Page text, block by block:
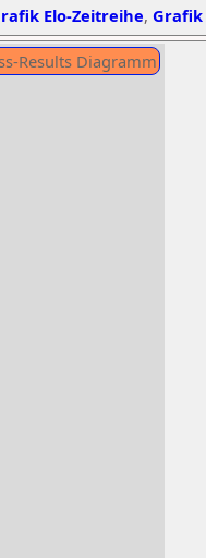
Elo-Zeitreihe, Grafik